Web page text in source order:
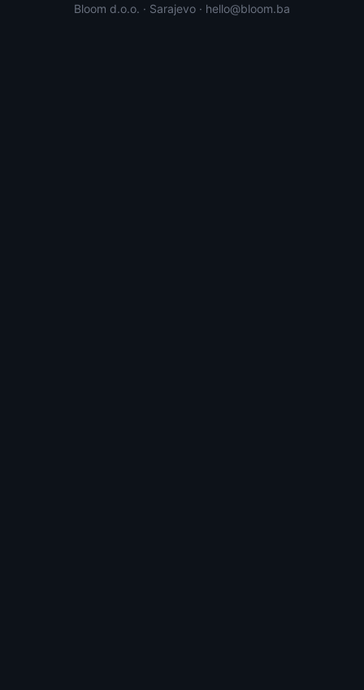
Bloom d.o.o. · Sarajevo · hello@bloom.ba